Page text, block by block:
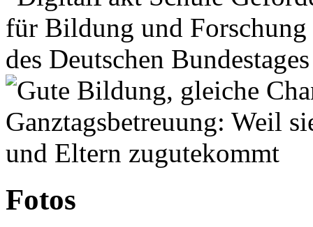
Fotos